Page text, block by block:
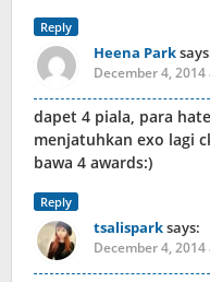
Reply
Heena Park
December 4,
dapet 4 piala, para
menjatuhkan exo lagi
bawa 4 awards:)
Reply
tsalisparksays:
December 4,